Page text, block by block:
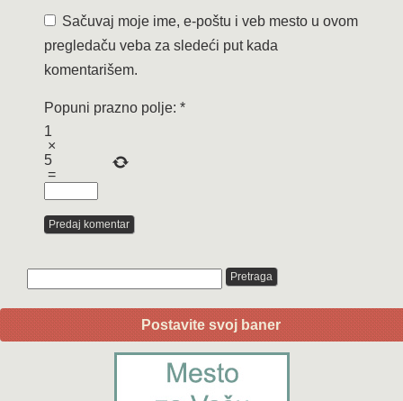
Sačuvaj moje ime, e-poštu i veb mesto u ovom
pregledaču veba za sledeći put kada
komentarišem.
Popuni prazno polje: *
1
×
5
=
Postavite svoj baner